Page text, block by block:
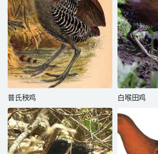
普氏秧鸡 白喉田鸡